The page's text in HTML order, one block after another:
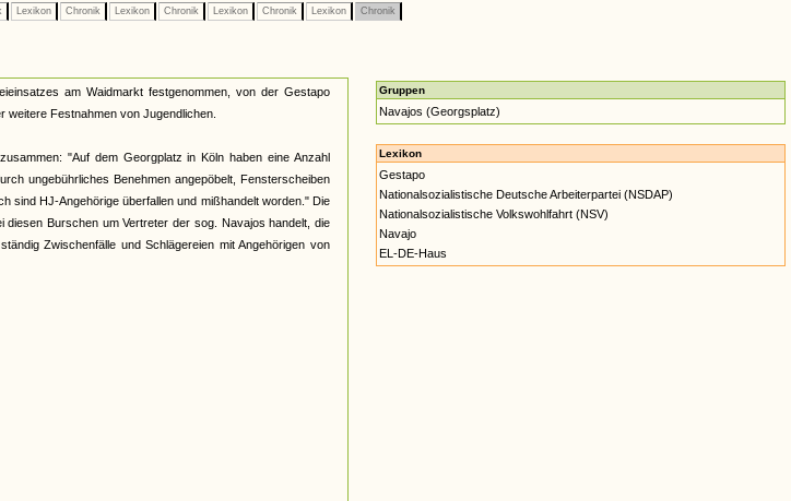
Lexikon Chronik Lexikon Chronik Lexikon Chronik Lexikon Chronik
am Waidmarkt festgenommen, von der Gestapo
weitere Festnahmen von Jugendlichen.
"Auf dem Georgplatz in Köln haben eine Anzahl
ungebührliches Benehmen angepöbelt, Fensterscheiben
sind HJ-Angehörige überfallen und mißhandelt worden." Die
Burschen um Vertreter der sog. Navajos handelt, die
Zwischenfälle und Schlägereien mit Angehörigen von
Gruppen
Navajos (Georgsplatz)
Lexikon
Gestapo
Nationalsozialistische Deutsche Arbeiterpartei (NSDAP)
Nationalsozialistische Volkswohlfahrt (NSV)
Navajo
EL-DE-Haus